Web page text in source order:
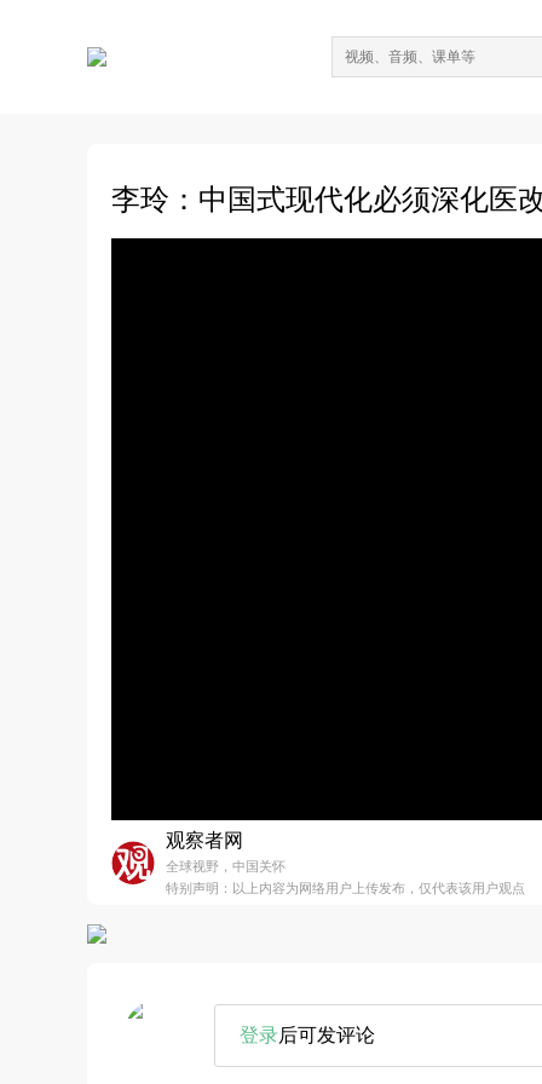
李玲：中国式现代化必须深化医
观察者网
全球视野，中国关怀
特别声明：以上内容为网络用户上传发布，仅代表该用户观点
登录后可发评论